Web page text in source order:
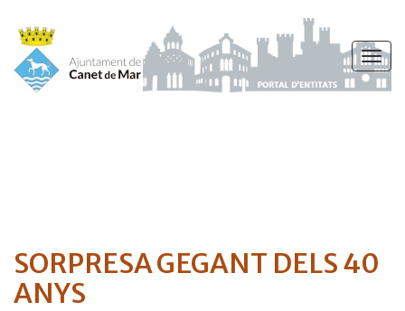
Vés
contingut
SORPRESA GEGANT DELS 40
ANYS